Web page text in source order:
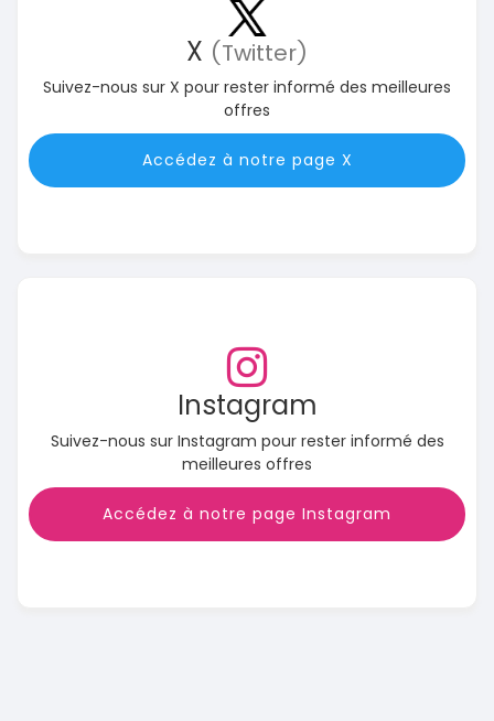
X (Twitter)
Suivez-nous sur X pour rester informé des meilleures
offres
Accédez à notre page X
Instagram
Suivez-nous sur Instagram pour rester informé des
meilleures offres
Accédez à notre page Instagram